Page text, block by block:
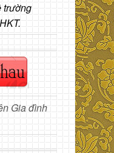
trường
Gia đình